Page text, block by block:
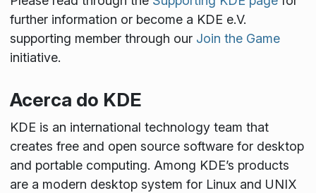
further information or become a KDE e.V.
supporting member through our Join the Game
initiative.
Acerca do KDE
KDE is an international technology team that
creates free and open source software for desktop
and portable computing. Among KDE’s products
are a modern desktop system for Linux and UNIX